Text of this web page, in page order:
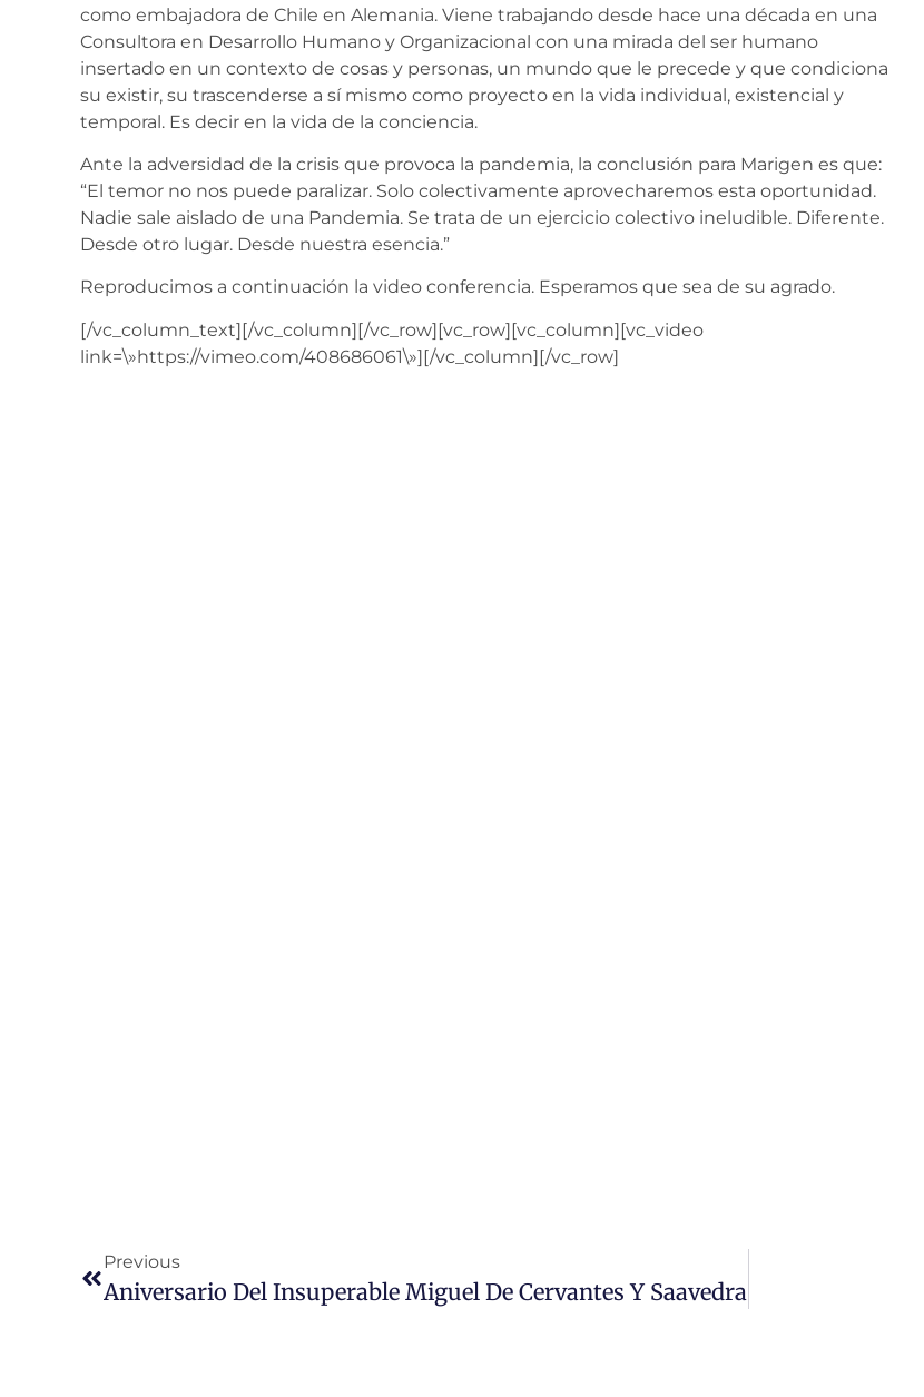
como embajadora de Chile en Alemania. Viene trabajando desde hace una década en una
Consultora en Desarrollo Humano y Organizacional con una mirada del ser humano
insertado en un contexto de cosas y personas, un mundo que le precede y que condiciona
su existir, su trascenderse a sí mismo como proyecto en la vida individual, existencial y
temporal. Es decir en la vida de la conciencia.
Ante la adversidad de la crisis que provoca la pandemia, la conclusión para Marigen es que:
“El temor no nos puede paralizar. Solo colectivamente aprovecharemos esta oportunidad.
Nadie sale aislado de una Pandemia. Se trata de un ejercicio colectivo ineludible. Diferente.
Desde otro lugar. Desde nuestra esencia.”
Reproducimos a continuación la video conferencia. Esperamos que sea de su agrado.
[/vc_column_text][/vc_column][/vc_row][vc_row][vc_column][vc_video
link=\»https://vimeo.com/408686061\»][/vc_column][/vc_row]
Previous
Aniversario Del Insuperable Miguel De Cervantes Y Saavedra